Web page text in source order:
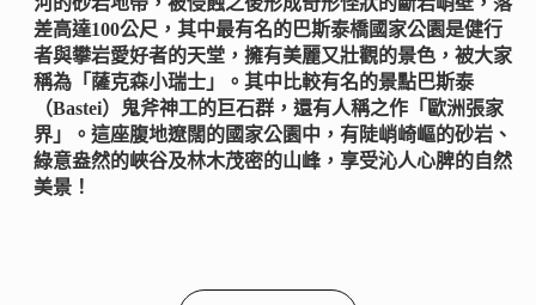
差高達100公尺，其中最有名的巴斯泰橋國家公園是健行
者與攀岩愛好者的天堂，擁有美麗又壯觀的景色，被大家
稱為「薩克森小瑞士」。其中比較有名的景點巴斯泰
（Bastei）鬼斧神工的巨石群，還有人稱之作「歐洲張家
界」。這座腹地遼闊的國家公園中，有陡峭崎嶇的砂岩、
綠意盎然的峽谷及林木茂密的山峰，享受沁人心脾的自然
美景！